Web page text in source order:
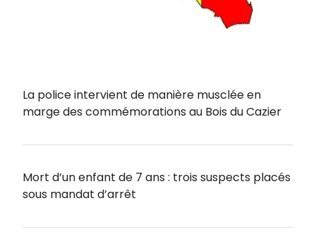
La police intervient de manière musclée en
marge des commémorations au Bois du Cazier
Mort d’un enfant de 7 ans : trois suspects placés
sous mandat d’arrêt